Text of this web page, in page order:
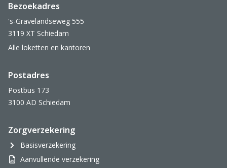
Bezoekadres
's-Gravelandseweg 555
3119 XT Schiedam
Alle loketten en kantoren
Postadres
Postbus 173
3100 AD Schiedam
Zorgverzekering
Basisverzekering
Aanvullende verzekering